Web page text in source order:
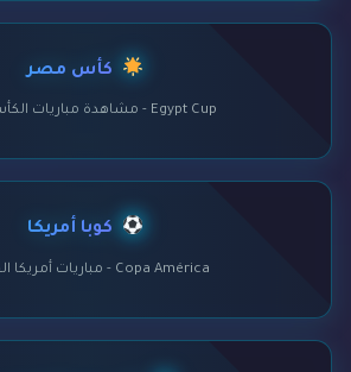
كأس مصر
Egypt Cup - مشاهدة مباريات الكأس لايف
كوبا أمريكا
Copa América - مباريات أمريكا الجنوبية